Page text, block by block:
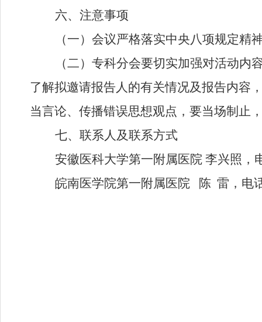
六、注意事项
（一）会议严格落实中央八项规定精
（二）专科分会要切实加强对活动内
了解拟邀请报告人的有关情况及报告内容
当言论、传播错误思想观点，要当场制止
七、联系人及联系方式
安徽医科大学第一附属医院 李兴照 ，
皖南医学院第一附属医院
陈 雷 ，电